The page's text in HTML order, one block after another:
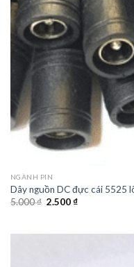
NGÀNH PIN
Dây nguồn DC đực cái 5525
5.000₫ 2.500₫